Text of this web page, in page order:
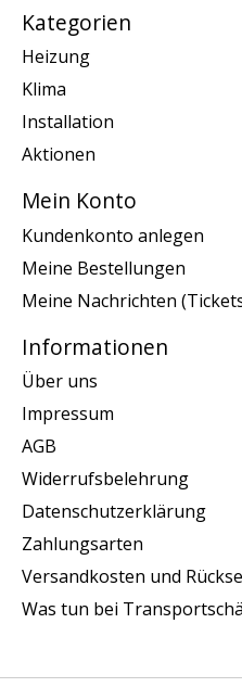
Kategorien
Heizung
Klima
Installation
Aktionen
Mein Konto
Kundenkonto anlegen
Meine Bestellungen
Meine Nachrichten
Informationen
Über uns
Impressum
AGB
Widerrufsbelehrung
Datenschutzerklärung
Zahlungsarten
Versandkosten und
Was tun bei